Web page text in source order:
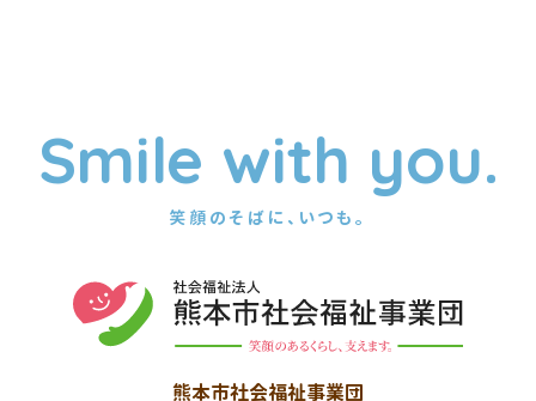
Smile with you.
笑顔のそばに、いつも。
熊本市社会福祉事業団